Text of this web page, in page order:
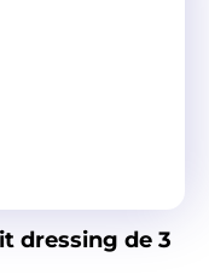
dressing de 3